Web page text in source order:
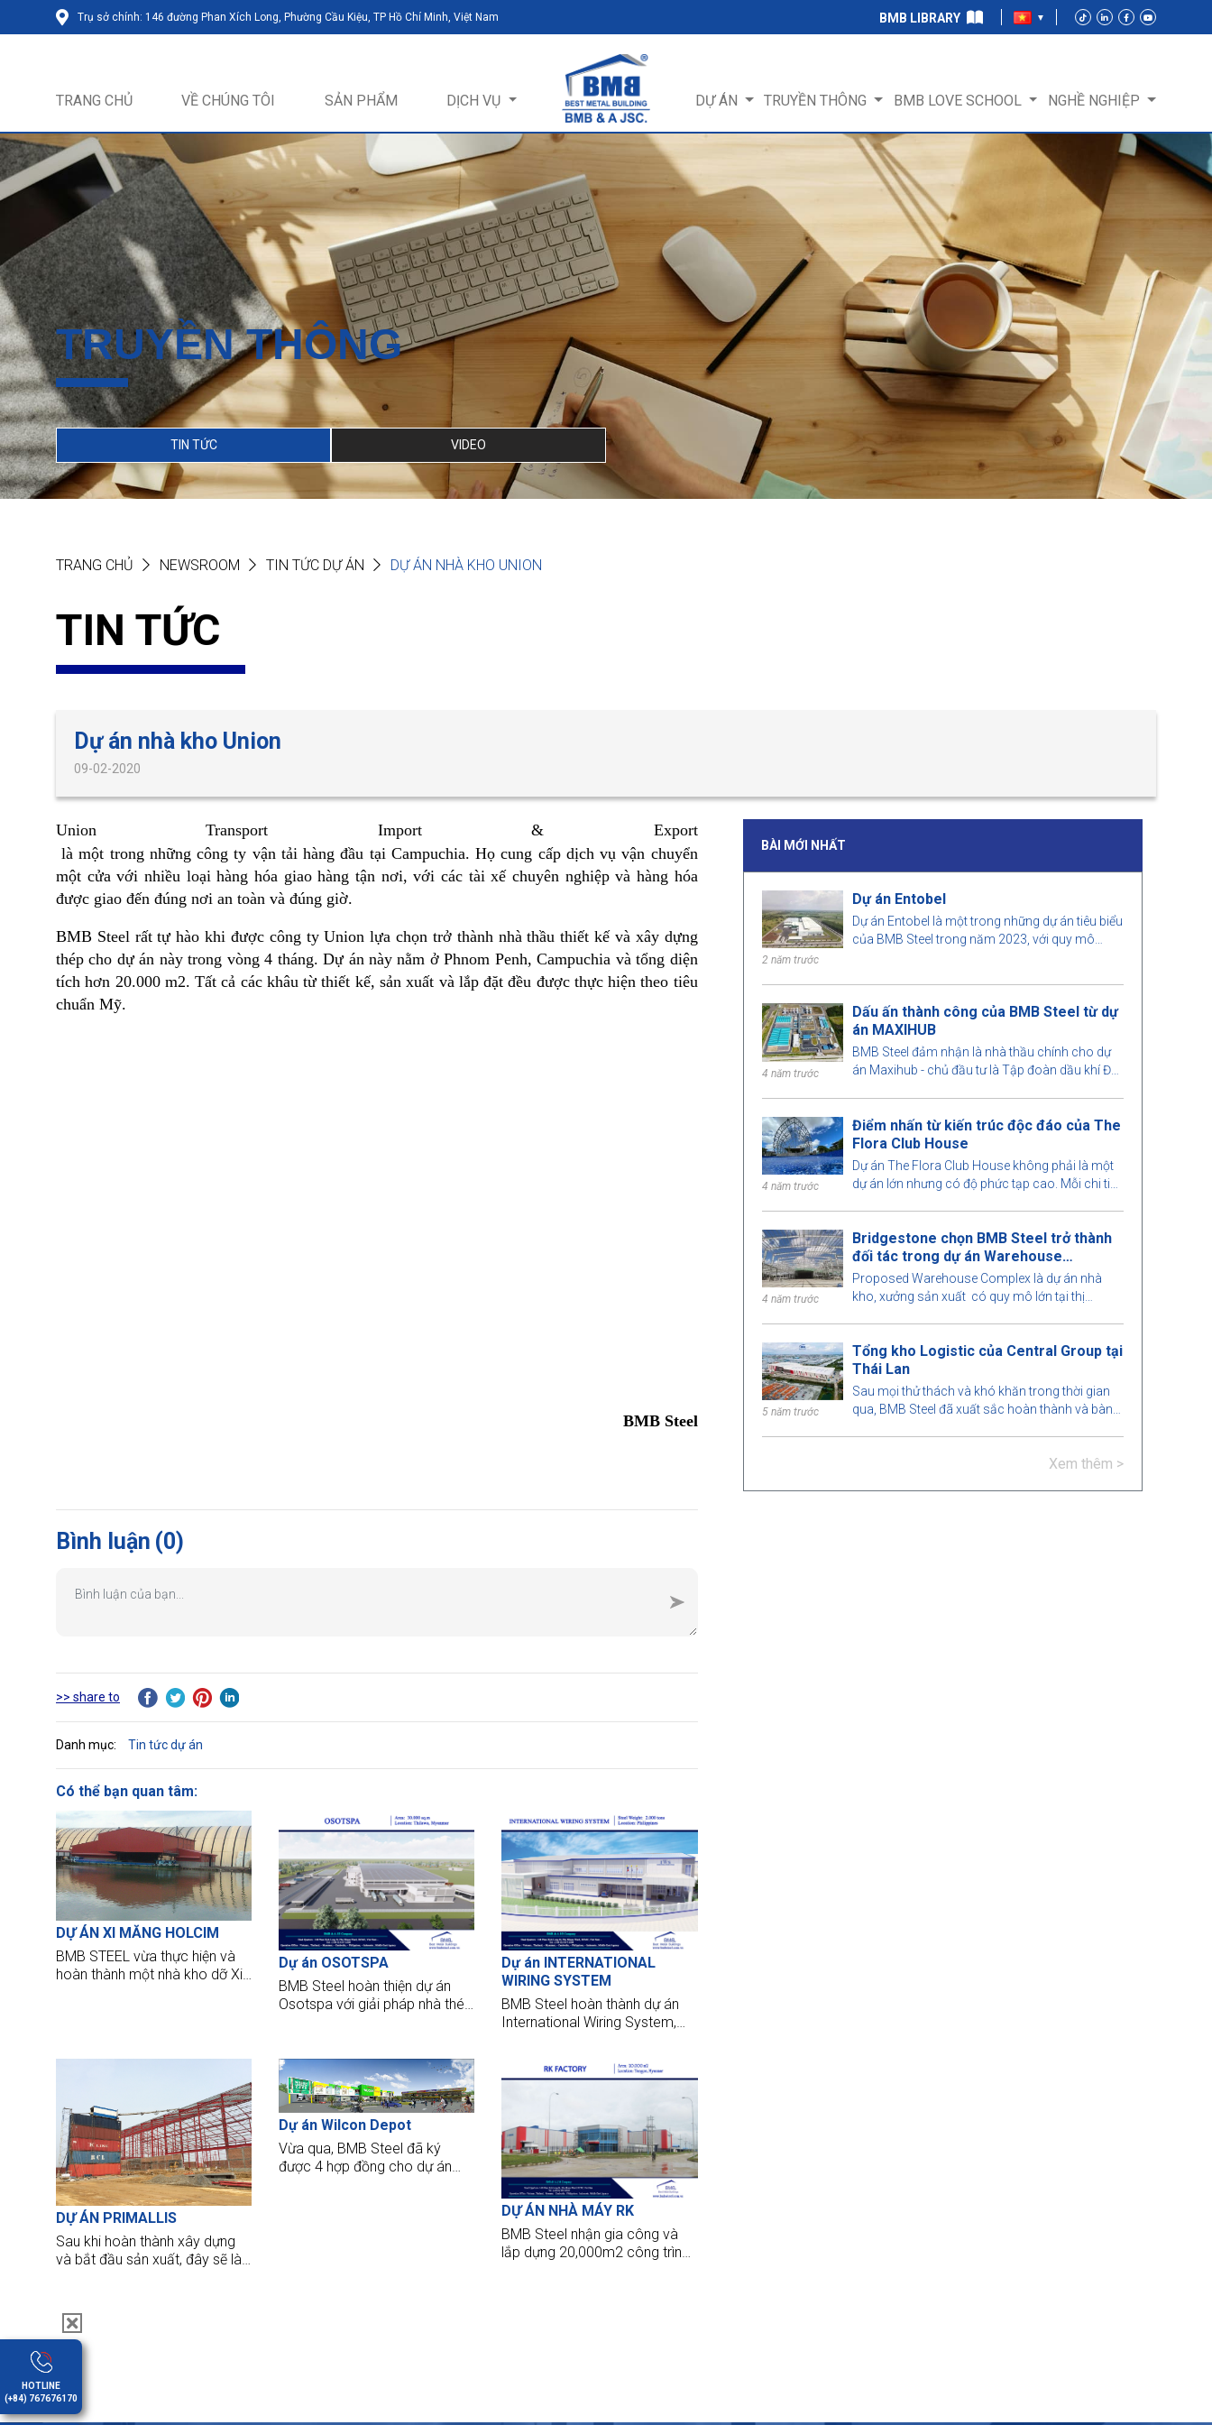
Trụ sở chính: 146 đường Phan Xích Long, Phường Cầu Kiệu, TP Hồ Chí Minh, Việt Nam BMB LIBRARY
TRANG CHỦ VỀ CHÚNG TÔI SẢN PHẨM DỊCH VỤ DỰ ÁN TRUYỀN THÔNG BMB LOVE SCHOOL NGHỀ NGHIỆP
TRUYỀN THÔNG
TIN TỨC VIDEO
TRANG CHỦ NEWSROOM TIN TỨC DỰ ÁN DỰ ÁN NHÀ KHO UNION
TIN TỨC
Dự án nhà kho Union
09-02-2020
Union Transport Import & Export
là một trong những công ty vận tải hàng đầu tại Campuchia. Họ cung cấp dịch vụ vận chuyển
một cửa với nhiều loại hàng hóa giao hàng tận nơi, với các tài xế chuyên nghiệp và hàng hóa
được giao đến đúng nơi an toàn và đúng giờ.
BMB Steel rất tự hào khi được công ty Union lựa chọn trở thành nhà thầu thiết kế và xây dựng
thép cho dự án này trong vòng 4 tháng. Dự án này nằm ở Phnom Penh, Campuchia và tổng diện
tích hơn 20.000 m2. Tất cả các khâu từ thiết kế, sản xuất và lắp đặt đều được thực hiện theo tiêu
chuẩn Mỹ.
BMB Steel
BÀI MỚI NHẤT
2 năm trước
Dự án Entobel
Dự án Entobel là một trong những dự án tiêu biểu
của BMB Steel trong năm 2023, với quy mô
4 năm trước
Dấu ấn thành công của BMB Steel từ dự
án MAXIHUB
BMB Steel đảm nhận là nhà thầu chính cho dự
án Maxihub - chủ đầu tư là Tập đoàn dầu khí Đài
4 năm trước
Điểm nhấn từ kiến trúc độc đáo của The
Flora Club House
Dự án The Flora Club House không phải là một
dự án lớn nhưng có độ phức tạp cao. Mỗi chi tiết
mô hình nhà thép tiền chế thú vị này nhé!
4 năm trước
Bridgestone chọn BMB Steel trở thành
đối tác trong dự án Warehouse
Complex
Proposed Warehouse Complex là dự án nhà
kho, xưởng sản xuất có quy mô lớn tại thị
5 năm trước
Tổng kho Logistic của Central Group tại
Thái Lan
Sau mọi thử thách và khó khăn trong thời gian
qua, BMB Steel đã xuất sắc hoàn thành và bàn
Xem thêm >
Bình luận (0)
>> share to
Danh mục: Tin tức dự án
Có thể bạn quan tâm:
DỰ ÁN XI MĂNG HOLCIM
BMB STEEL vừa thực hiện và
hoàn thành một nhà kho dỡ Xi
Dự án OSOTSPA
BMB Steel hoàn thiện dự án
Osotspa với giải pháp nhà thép
trong ngành công nghiệp nước
giải khát.
Dự án INTERNATIONAL
WIRING SYSTEM
BMB Steel hoàn thành dự án
International Wiring System,
xuất điện tử hiện đại.
DỰ ÁN PRIMALLIS
Sau khi hoàn thành xây dựng
và bắt đầu sản xuất, đây sẽ là
Campuchia và nó có thể xuất
khẩu 400,000 - 500,000 tấn
gạo chất lượng cao một năm
Dự án Wilcon Depot
Vừa qua, BMB Steel đã ký
được 4 hợp đồng cho dự án
DỰ ÁN NHÀ MÁY RK
BMB Steel nhận gia công và
lắp dựng 20,000m2 công trình
HOTLINE
(+84) 767676170